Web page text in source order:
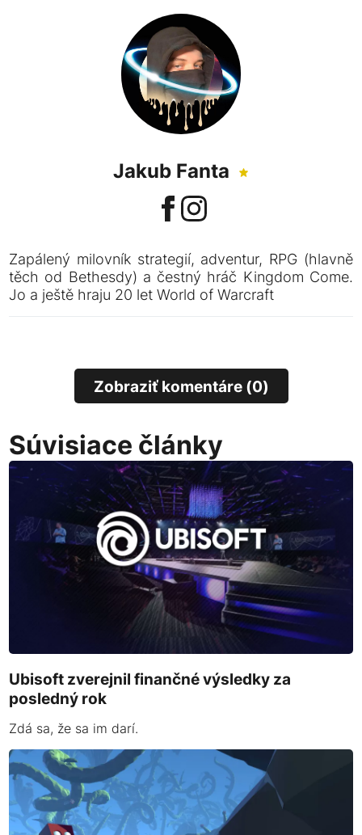
Jakub Fanta
Zapálený milovník strategií, adventur, RPG (hlavně
těch od Bethesdy) a čestný hráč Kingdom Come.
Jo a ještě hraju 20 let World of Warcraft
Zobraziť komentáre (0)
Súvisiace články
Ubisoft zverejnil finančné výsledky za
posledný rok
Zdá sa, že sa im darí.